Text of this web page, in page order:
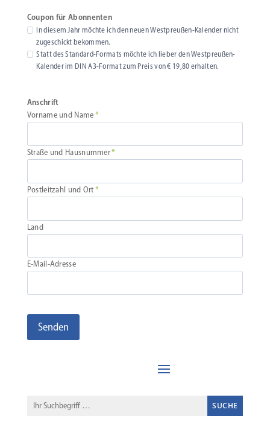
Coupon für Abonnenten
In diesem Jahr möchte ich den neuen Westpreußen-Kalender nicht
zugeschickt bekommen.
Statt des Standard-Formats möchte ich lieber den Westpreußen-
Kalender im DIN A3-Format zum Preis von € 19,80 erhalten.
Anschrift
Vorname und Name*
Straße und Hausnummer*
Postleitzahl und Ort*
Land
E‑Mail-Adresse
Senden